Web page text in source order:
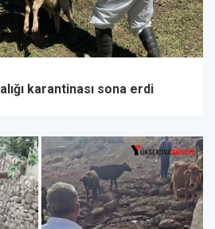
karantinası sona erdi